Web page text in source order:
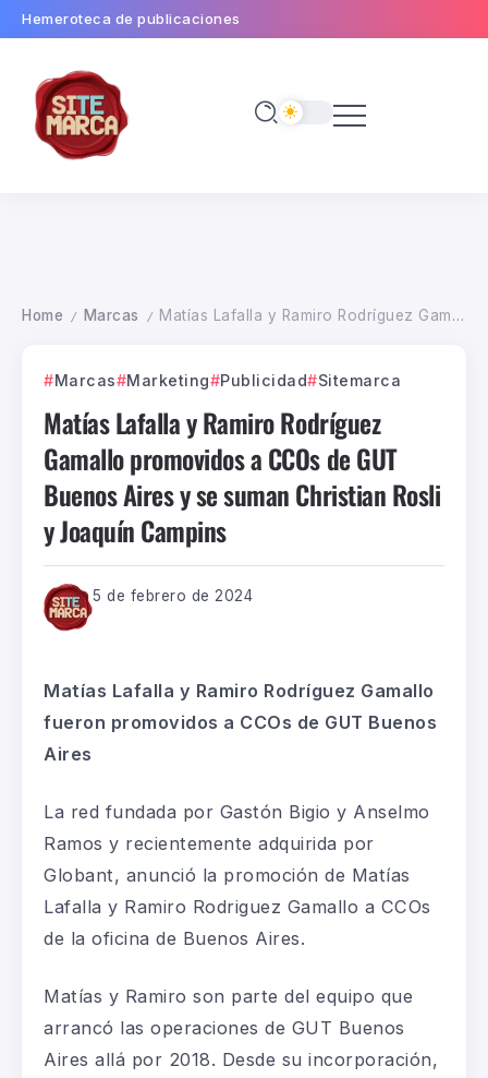
Hemeroteca de publicaciones
Home / Marcas / Matías Lafalla y Ramiro Rodríguez Gamallo promovidos a CCOs de GUT Buenos Aires y se suman Christian Rosli y Joaquín Campins
Marcas Marketing Publicidad Sitemarca
Matías Lafalla y Ramiro Rodríguez
Gamallo promovidos a CCOs de GUT
Buenos Aires y se suman Christian Rosli
y Joaquín Campins
5 de febrero de 2024
Matías Lafalla y Ramiro Rodríguez Gamallo
fueron promovidos a CCOs de GUT Buenos
Aires
La red fundada por Gastón Bigio y Anselmo
Ramos y recientemente adquirida por
Globant, anunció la promoción de Matías
Lafalla y Ramiro Rodriguez Gamallo a CCOs
de la oficina de Buenos Aires.
Matías y Ramiro son parte del equipo que
arrancó las operaciones de GUT Buenos
Aires allá por 2018. Desde su incorporación,